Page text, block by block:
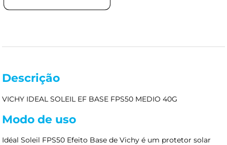
Descrição
VICHY IDEAL SOLEIL EF BASE FPS50 MEDIO 40G
Modo de uso
Idéal Soleil FPS50 Efeito Base de Vichy é um protetor solar